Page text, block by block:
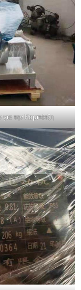
την Καμπότζη